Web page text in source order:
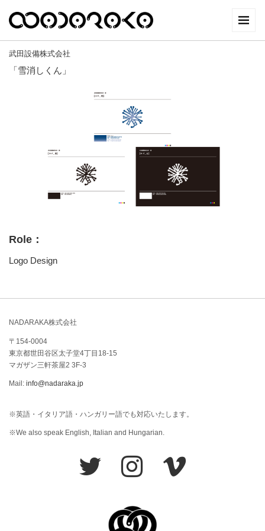
武田設備株式会社
「雪消しくん」
Role：
Logo Design
NADARAKA株式会社
〒154-0004
東京都世田谷区太子堂4丁目18-15
マガザン三軒茶屋2 3F-3
Mail: info@nadaraka.jp
※英語・イタリア語・ハンガリー語でも対応いたします。
※We also speak English, Italian and Hungarian.